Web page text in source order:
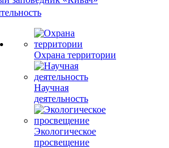
Охрана территории
Научная
деятельность
Экологическое
просвещение